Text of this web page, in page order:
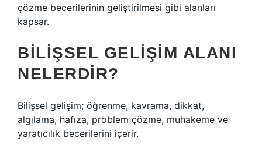
çözme becerilerinin geliştirilmesi gibi alanları
kapsar.
BILIŞSEL GELIŞIM ALANI
NELERDIR?
Bilişsel gelişim; öğrenme, kavrama, dikkat,
algılama, hafıza, problem çözme, muhakeme ve
yaratıcılık becerilerini içerir.